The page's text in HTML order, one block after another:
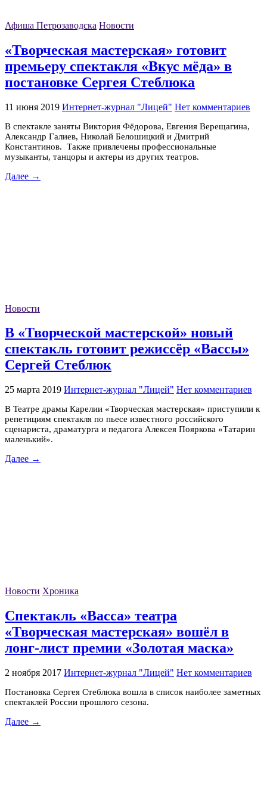
Афиша Петрозаводска Новости
«Творческая мастерская» готовит
премьеру спектакля «Вкус мёда» в
постановке Сергея Стеблюка
11 июня 2019 Интернет-журнал "Лицей" Нет комментариев
В спектакле заняты Виктория Фёдорова, Евгения Верещагина,
Александр Галиев, Николай Белошицкий и Дмитрий
Константинов. Также привлечены профессиональные
музыканты, танцоры и актеры из других театров.
Далее →
Новости
В «Творческой мастерской» новый
спектакль готовит режиссёр «Вассы»
Сергей Стеблюк
25 марта 2019 Интернет-журнал "Лицей" Нет комментариев
В Театре драмы Карелии «Творческая мастерская» приступили к
репетициям спектакля по пьесе известного российского
сценариста, драматурга и педагога Алексея Пояркова «Татарин
маленький».
Далее →
Новости Хроника
Спектакль «Васса» театра
«Творческая мастерская» вошёл в
лонг-лист премии «Золотая маска»
2 ноября 2017 Интернет-журнал "Лицей" Нет комментариев
Постановка Сергея Стеблюка вошла в список наиболее заметных
спектаклей России прошлого сезона.
Далее →